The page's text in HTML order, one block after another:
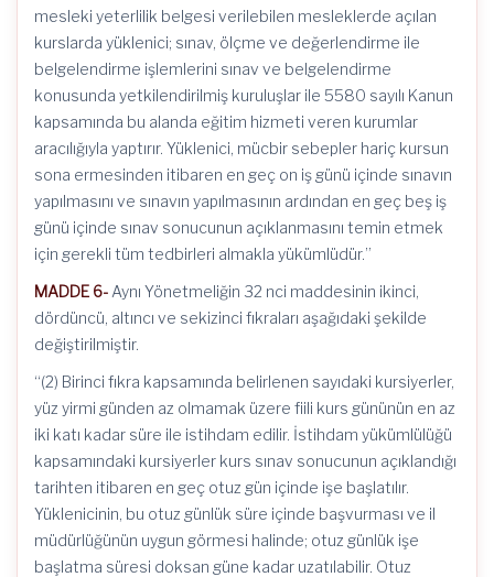
mesleki yeterlilik belgesi verilebilen mesleklerde açılan
kurslarda yüklenici; sınav, ölçme ve değerlendirme ile
belgelendirme işlemlerini sınav ve belgelendirme
konusunda yetkilendirilmiş kuruluşlar ile 5580 sayılı Kanun
kapsamında bu alanda eğitim hizmeti veren kurumlar
aracılığıyla yaptırır. Yüklenici, mücbir sebepler hariç kursun
sona ermesinden itibaren en geç on iş günü içinde sınavın
yapılmasını ve sınavın yapılmasının ardından en geç beş iş
günü içinde sınav sonucunun açıklanmasını temin etmek
için gerekli tüm tedbirleri almakla yükümlüdür.”
MADDE 6- Aynı Yönetmeliğin 32 nci maddesinin ikinci,
dördüncü, altıncı ve sekizinci fıkraları aşağıdaki şekilde
değiştirilmiştir.
“(2) Birinci fıkra kapsamında belirlenen sayıdaki kursiyerler,
yüz yirmi günden az olmamak üzere fiili kurs gününün en az
iki katı kadar süre ile istihdam edilir. İstihdam yükümlülüğü
kapsamındaki kursiyerler kurs sınav sonucunun açıklandığı
tarihten itibaren en geç otuz gün içinde işe başlatılır.
Yüklenicinin, bu otuz günlük süre içinde başvurması ve il
müdürlüğünün uygun görmesi halinde; otuz günlük işe
başlatma süresi doksan güne kadar uzatılabilir. Otuz